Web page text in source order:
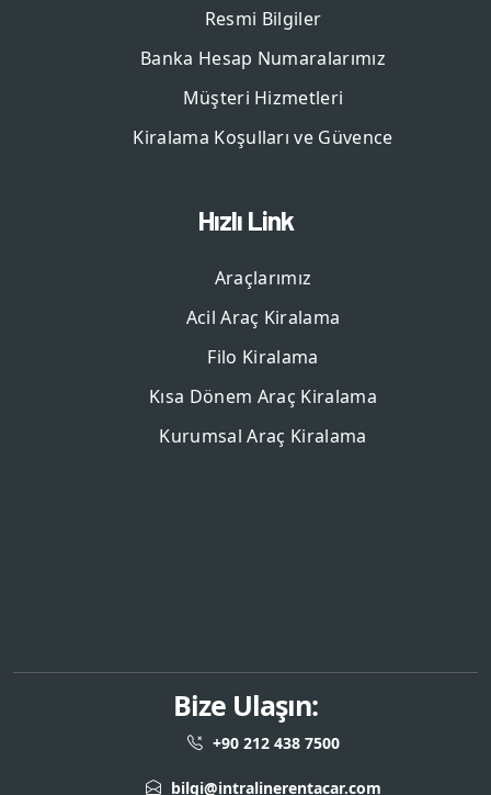
Resmi Bilgiler
Banka Hesap Numaralarımız
Müşteri Hizmetleri
Kiralama Koşulları ve Güvence
Hızlı Link
Araçlarımız
Acil Araç Kiralama
Filo Kiralama
Kısa Dönem Araç Kiralama
Kurumsal Araç Kiralama
Bize Ulaşın:
+90 212 438 7500
bilgi@intralinerentacar.com